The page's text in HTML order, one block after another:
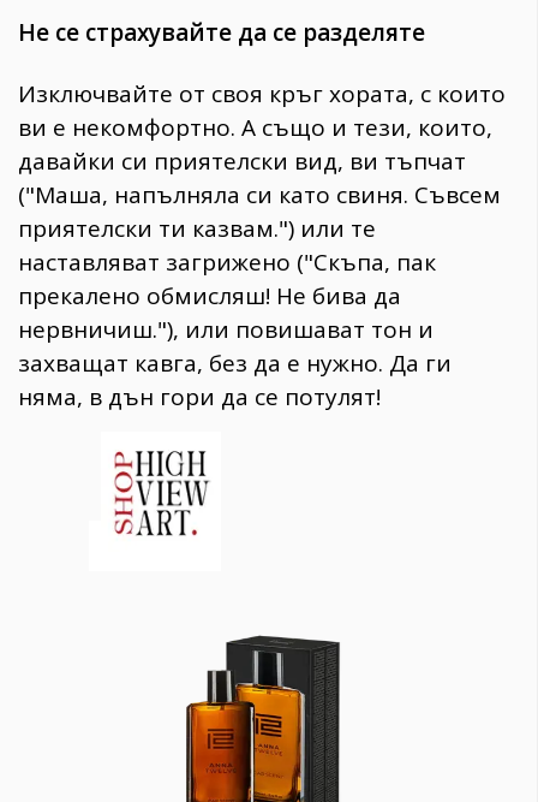
Не се страхувайте да се разделяте
Изключвайте от своя кръг хората, с които
ви е некомфортно. А също и тези, които,
давайки си приятелски вид, ви тъпчат
("Маша, напълняла си като свиня. Съвсем
приятелски ти казвам.") или те
наставляват загрижено ("Скъпа, пак
прекалено обмисляш! Не бива да
нервничиш."), или повишават тон и
захващат кавга, без да е нужно. Да ги
няма, в дън гори да се потулят!